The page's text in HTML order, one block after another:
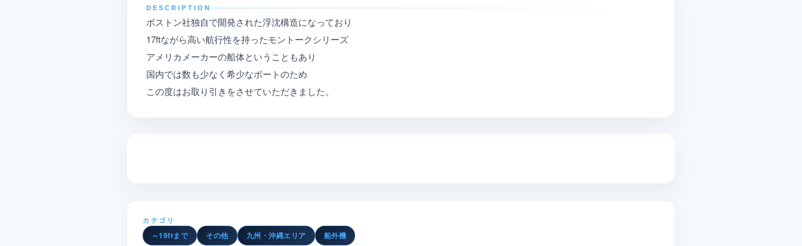
DESCRIPTION
ボストン社独自で開発された浮沈構造になっており
17ftながら高い航行性を持ったモントークシリーズ
アメリカメーカーの船体ということもあり
国内では数も少なく希少なボートのため
この度はお取り引きをさせていただきました。
カテゴリ
～19ftまで その他 九州・沖縄エリア 船外機